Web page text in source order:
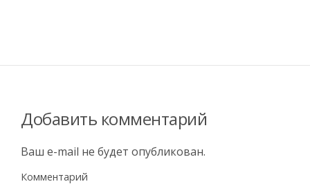
Добавить комментарий
Ваш e-mail не будет опубликован.
Комментарий